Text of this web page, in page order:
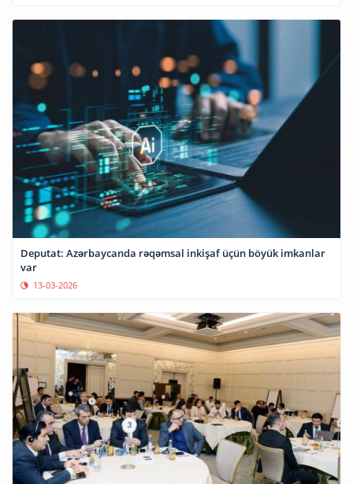
Deputat: Azərbaycanda rəqəmsal inkişaf üçün böyük imkanlar
var
13-03-2026